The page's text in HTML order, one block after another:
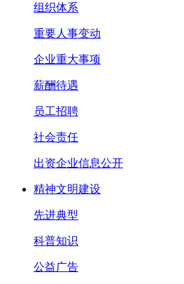
组织体系
重要人事变动
企业重大事项
薪酬待遇
员工招聘
社会责任
出资企业信息公开
精神文明建设
先进典型
科普知识
公益广告